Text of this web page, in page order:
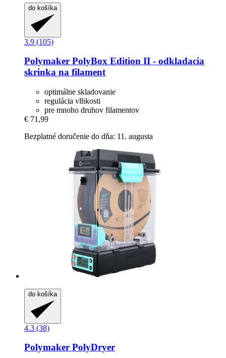
do košíka
3.9 (105)
Polymaker PolyBox Edition II -​ odkladacia
skrinka na filament
optimálne skladovanie
regulácia vlhkosti
pre mnoho druhov filamentov
€ 71,99
Bezplatné doručenie do dňa: 11. augusta
do košíka
4.3 (38)
Polymaker PolyDryer